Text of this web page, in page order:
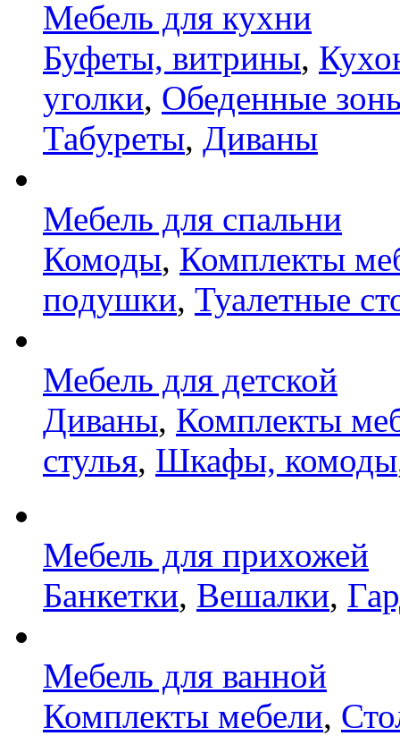
Мебель для кухни
Буфеты, витрины,
уголки, Обеденные
Табуреты, Диваны
Мебель для спальни
Комоды, Комплекты
подушки, Туалетные
Мебель для детской
Диваны, Комплекты
стулья, Шкафы, комоды
Мебель для прихожей
Банкетки, Вешалки,
Мебель для ванной
Комплекты мебели,